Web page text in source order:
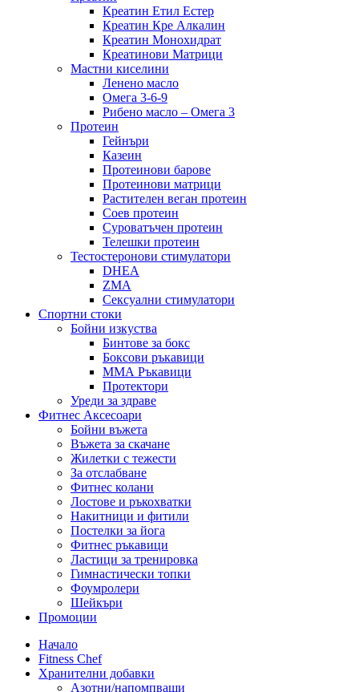
Креатин Етил Естер
Креатин Кре Алкалин
Креатин Монохидрат
Креатинови Матрици
Мастни киселини
Ленено масло
Омега 3-6-9
Рибено масло – Омега 3
Протеин
Гейнъри
Казеин
Протеинови барове
Протеинови матрици
Растителен веган протеин
Соев протеин
Суроватъчен протеин
Телешки протеин
Тестостеронови стимулатори
DHEA
ZMA
Сексуални стимулатори
Спортни стоки
Бойни изкуства
Бинтове за бокс
Боксови ръкавици
ММА Ръкавици
Протектори
Уреди за здраве
Фитнес Аксесоари
Бойни въжета
Въжета за скачане
Жилетки с тежести
За отслабване
Фитнес колани
Лостове и ръкохватки
Накитници и фитили
Постелки за йога
Фитнес ръкавици
Ластици за тренировка
Гимнастически топки
Фоумролери
Шейкъри
Промоции
Начало
Fitness Chef
Хранителни добавки
Азотни/напомпващи